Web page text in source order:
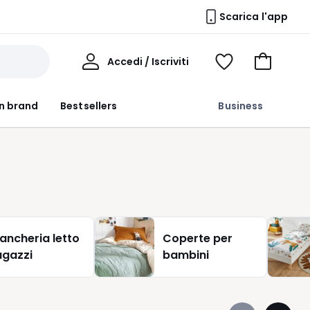
Scarica l'app
brand Bestsellers Business
Accedi / Iscriviti
Voir
Vai
letto
Coperte per
bambini